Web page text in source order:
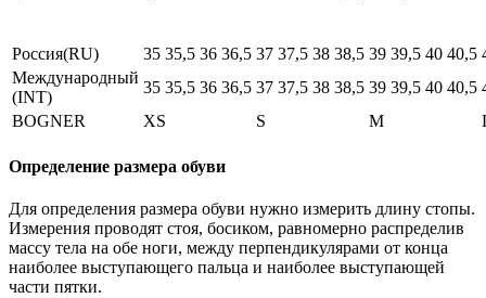
Россия(RU) 35 35,5 36 36,5 37 37,5 38 38,5 39 39,5 40 40,5
Международный
(INT)
35 35,5 36 36,5 37 37,5 38 38,5 39 39,5 40 40,5
BOGNER
XS S M
Определение размера обуви
Для определения размера обуви нужно измерить длину стопы.
Измерения проводят стоя, босиком, равномерно распределив
массу тела на обе ноги, между перпендикулярами от конца
наиболее выступающего пальца и наиболее выступающей
части пятки.